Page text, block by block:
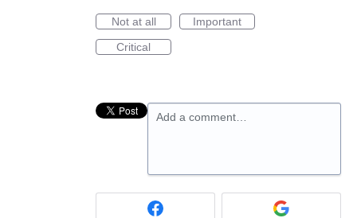
Not at all
Important
Critical
Add a comment…